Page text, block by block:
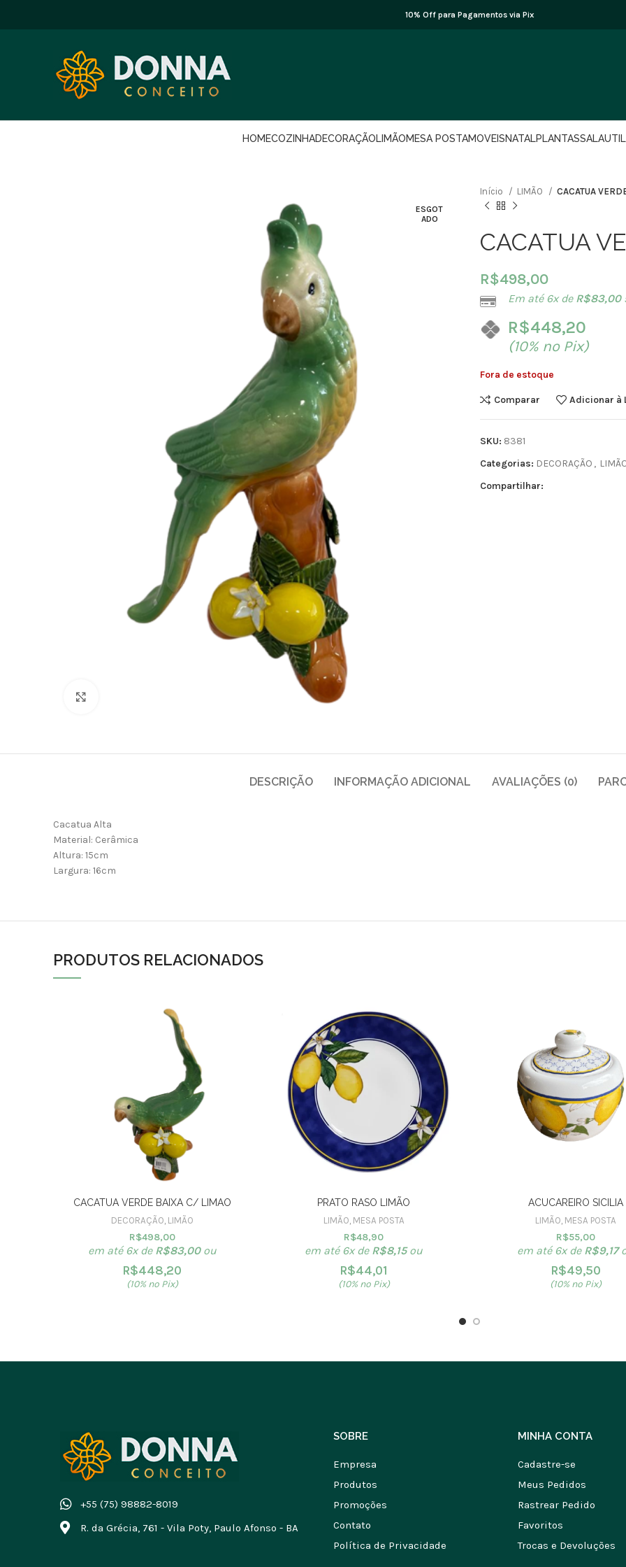
10% Off para Pagamentos via Pix
HOMECOZINHADECORAÇÃOLIMÃOMESA POSTAMOVEISNATALPLANTASSALA
ESGOT
ADO
Início LIMÃO CACATUA
CACATUA
R$498,00
Em até 6x de R$83,00
R$448,20
(10% no Pix)
Fora de estoque
Comparar Adicionar à
SKU: 8381
Categorias: DECORAÇÃO ,
Compartilhar:
DESCRIÇÃO INFORMAÇÃO ADICIONAL AVALIAÇÕES (0)
Cacatua Alta
Material: Cerâmica
Altura: 15cm
Largura: 16cm
PRODUTOS RELACIONADOS
CACATUA VERDE BAIXA C/ LIMAO
DECORAÇÃO LIMÃO
R$498,00
em até 6x de R$83,00ou
R$448,20
(10% no Pix)
PRATO RASO LIMÃO
LIMÃO MESA POSTA
R$48,90
em até 6x de R$8,15ou
R$44,01
(10% no Pix)
ACUCAREIRO SICILIA
LIMÃO MESA POSTA
R$55,00
em até 6x de R$9,17
R$49,50
(10% no Pix)
+55 (75) 98882-8019
R. da Grécia, 761 - Vila Poty, Paulo Afonso - BA
SOBRE
Empresa
Produtos
Promoções
Contato
Política de Privacidade
MINHA CONTA
Cadastre-se
Meus Pedidos
Rastrear Pedido
Favoritos
Trocas e Devoluções